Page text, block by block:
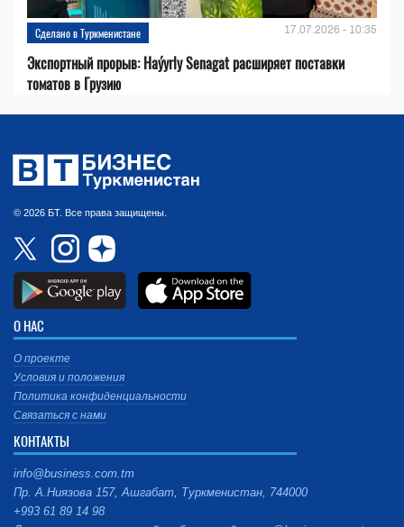
Сделано в Туркменистане 17.07.2026 - 10:35
Экспортный прорыв: Haýyrly Senagat расширяет поставки
томатов в Грузию
© 2026 БТ. Все права защищены.
О НАС
О проекте
Условия и положения
Политика конфиденциальности
Связаться с нами
КОНТАКТЫ
info@business.com.tm
Пр. А.Ниязова 157, Ашгабат, Туркменистан, 744000
+993 61 89 14 98